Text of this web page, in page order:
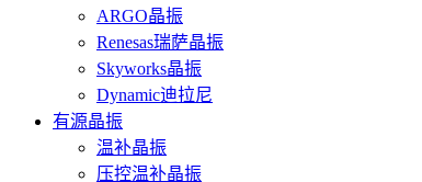
ARGO晶振
Renesas瑞萨晶振
Skyworks晶振
Dynamic迪拉尼
有源晶振
温补晶振
压控温补晶振